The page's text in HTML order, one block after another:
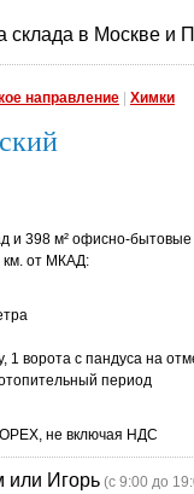
склада в Москве и
направление Химки
и 398 м² офисно-
км. от МКАД:
1 ворота с пандуса на
период
не включая НДС
или Игорь (с 9:00 до